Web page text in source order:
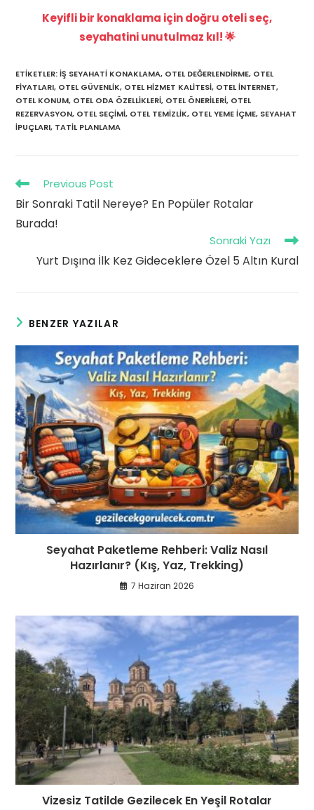
Keyifli bir konaklama için doğru oteli seç,
seyahatini unutulmaz kıl! 🌟
ETIKETLER:IŞ SEYAHATI KONAKLAMA, OTEL DEĞERLENDIRME, OTEL
FIYATLARI, OTEL GÜVENLIK, OTEL HIZMET KALITESI, OTEL INTERNET,
OTEL KONUM, OTEL ODA ÖZELLIKLERI, OTEL ÖNERILERI, OTEL
REZERVASYON, OTEL SEÇIMI, OTEL TEMIZLIK, OTEL YEME IÇME, SEYAHAT
IPUÇLARI, TATIL PLANLAMA
Read
articles
Previous Post
Bir Sonraki Tatil Nereye? En Popüler Rotalar
Burada!
Sonraki Yazı
Yurt Dışına İlk Kez Gideceklere Özel 5 Altın Kural
BENZER YAZILAR
Seyahat Paketleme Rehberi: Valiz Nasıl
Hazırlanır? (Kış, Yaz, Trekking)
7 Haziran 2026
Vizesiz Tatilde Gezilecek En Yeşil Rotalar